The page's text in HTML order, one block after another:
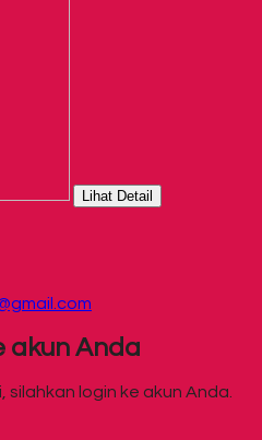
Lihat Detail
akun Anda
login ke akun Anda.